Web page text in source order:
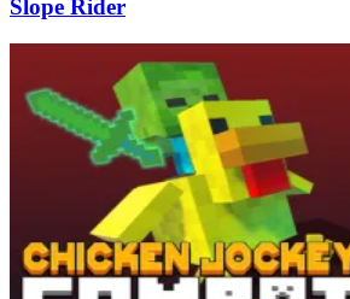
Slope Rider